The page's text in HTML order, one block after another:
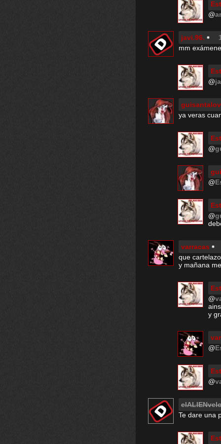
@
javi.96.
mm
@
ya veras
@
@
@
varracas
que
y mañana
@
y
@
@
Te dare una